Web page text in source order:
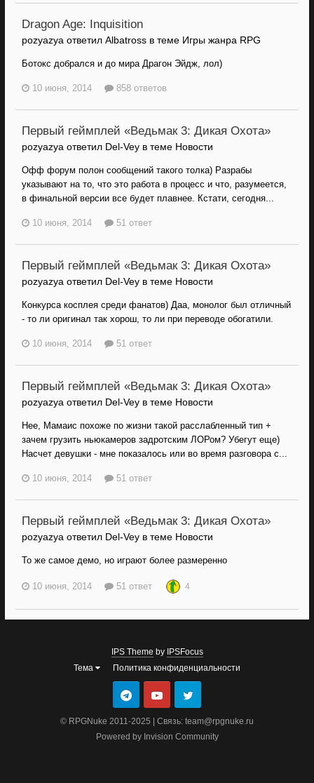
Dragon Age: Inquisition
pozyazya ответил Albatross в теме Игры жанра RPG
Ботокс добрался и до мира Драгон Эйдж, лол)
10 июня, 2014 858 ответов
Первый геймплей «Ведьмак 3: Дикая Охота»
pozyazya ответил Del-Vey в теме Новости
Офф форум полон сообщений такого толка) Разрабы
указывают на то, что это работа в процесс и что, разумеется,
в финальной версии все будет плавнее. Кстати, сегодня...
10 июня, 2014 51 ответ
Первый геймплей «Ведьмак 3: Дикая Охота»
pozyazya ответил Del-Vey в теме Новости
Конкурса косплея среди фанатов) Даа, монолог был отличный
- то ли оригинал так хорош, то ли при переводе обогатили.
10 июня, 2014 51 ответ
Первый геймплей «Ведьмак 3: Дикая Охота»
pozyazya ответил Del-Vey в теме Новости
Нее, Мамаис похоже по жизни такой расслабленный тип +
зачем грузить ньюкамеров задротским ЛОРом? Убегут еще)
Насчет девушки - мне показалось или во время разговора с...
10 июня, 2014 51 ответ
Первый геймплей «Ведьмак 3: Дикая Охота»
pozyazya ответил Del-Vey в теме Новости
То же самое демо, но играют более размеренно
10 июня, 2014 51 ответ 4
IPS Theme by IPSFocus
Тема
Политика конфиденциальности
© RPGNuke 2011-2025 | Связь: team@rpgnuke.ru
Powered by Invision Community